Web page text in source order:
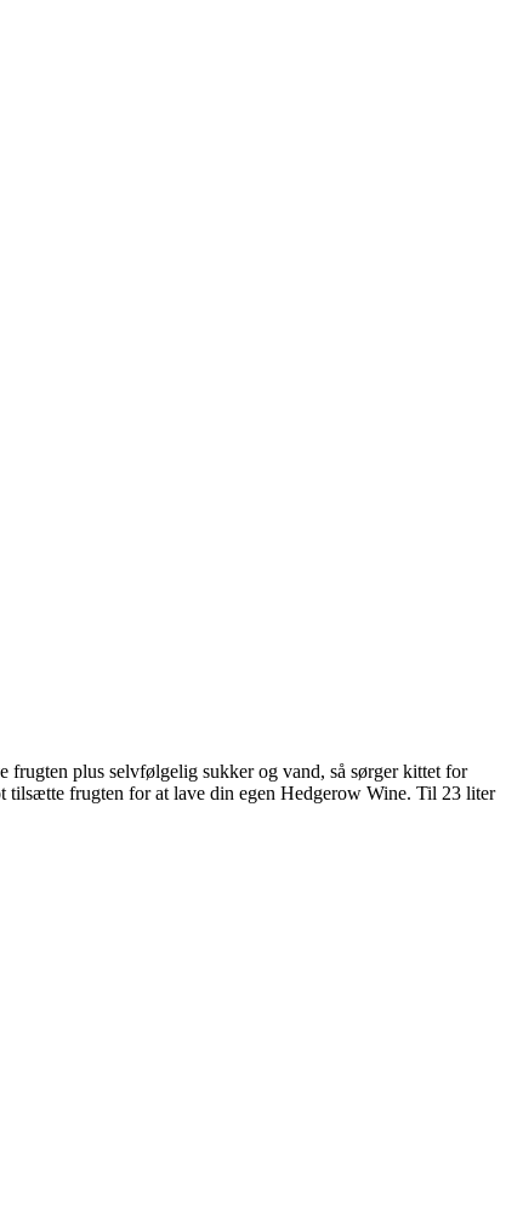
plus selvfølgelig sukker og vand, så sørger kittet for
tilsætte frugten for at lave din egen Hedgerow Wine. Til 23 liter